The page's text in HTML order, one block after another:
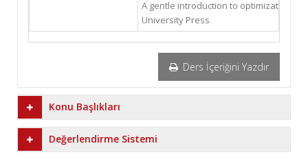
A gentle introduction to optimization / B.
University Press
Ders İçeriğini Yazdır
Konu Başlıkları
Değerlendirme Sistemi